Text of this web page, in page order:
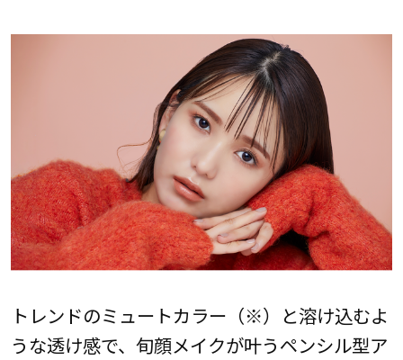
トレンドのミュートカラー（※）と溶け込むよ
うな透け感で、旬顔メイクが叶うペンシル型ア